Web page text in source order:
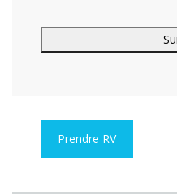
Prendre RV